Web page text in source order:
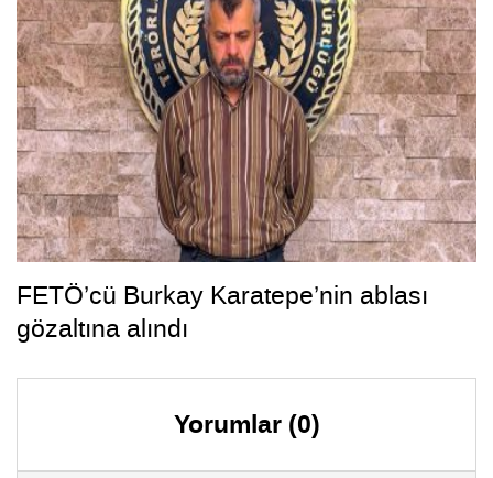
FETÖ’cü Burkay Karatepe’nin ablası
gözaltına alındı
Yorumlar (0)